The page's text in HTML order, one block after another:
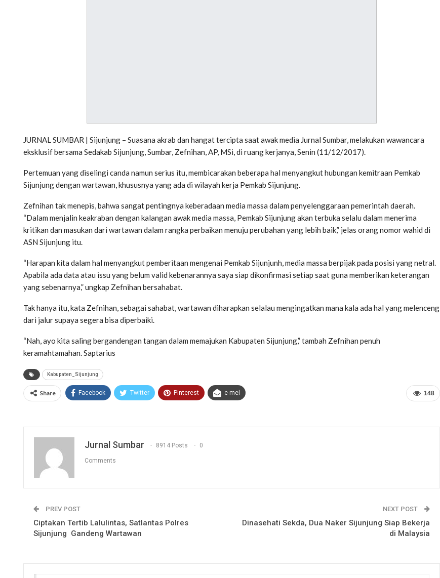
JURNAL SUMBAR | Sijunjung – Suasana akrab dan hangat tercipta saat awak media Jurnal Sumbar, melakukan wawancara
eksklusif bersama Sedakab Sijunjung, Sumbar, Zefnihan, AP, MSi, di ruang kerjanya, Senin (11/12/2017).
Pertemuan yang diselingi canda namun serius itu, membicarakan beberapa hal menyangkut hubungan kemitraan Pemkab
Sijunjung dengan wartawan, khususnya yang ada di wilayah kerja Pemkab Sijunjung.
Zefnihan tak menepis, bahwa sangat pentingnya keberadaan media massa dalam penyelenggaraan pemerintah daerah.
“Dalam menjalin keakraban dengan kalangan awak media massa, Pemkab Sijunjung akan terbuka selalu dalam menerima
kritikan dan masukan dari wartawan dalam rangka perbaikan menuju perubahan yang lebih baik,” jelas orang nomor wahid di
ASN Sijunjung itu.
“Harapan kita dalam hal menyangkut pemberitaan mengenai Pemkab Sijunjunh, media massa berpijak pada posisi yang netral.
Apabila ada data atau issu yang belum valid kebenarannya saya siap dikonfirmasi setiap saat guna memberikan keterangan
yang sebenarnya,” ungkap Zefnihan bersahabat.
Tak hanya itu, kata Zefnihan, sebagai sahabat, wartawan diharapkan selalau mengingatkan mana kala ada hal yang melenceng
dari jalur supaya segera bisa diperbaiki.
“Nah, ayo kita saling bergandengan tangan dalam memajukan Kabupaten Sijunjung,” tambah Zefnihan penuh
keramahtamahan. Saptarius
Kabupaten_Sijunjung
148
Share Facebook Twitter Pinterest e-mel
Jurnal Sumbar 8914 Posts 0
Comments
PREV POST
Ciptakan Tertib Lalulintas, Satlantas Polres
Sijunjung Gandeng Wartawan
NEXT POST
Dinasehati Sekda, Dua Naker Sijunjung Siap Bekerja
di Malaysia